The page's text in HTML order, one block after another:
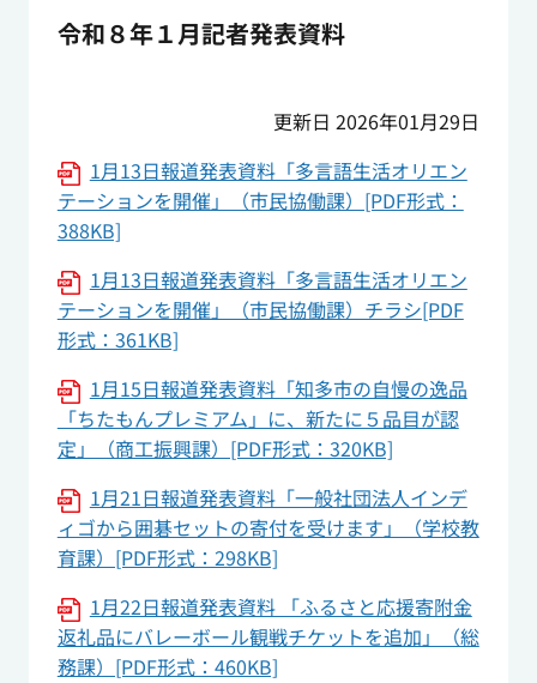
令和８年１月記者発表資料
更新日 2026年01月29日
1月13日報道発表資料「多言語生活オリエン
テーションを開催」（市民協働課）[PDF形式：
388KB]
1月13日報道発表資料「多言語生活オリエン
テーションを開催」（市民協働課）チラシ[PDF
形式：361KB]
1月15日報道発表資料「知多市の自慢の逸品
「ちたもんプレミアム」に、新たに５品目が認
定」（商工振興課）[PDF形式：320KB]
1月21日報道発表資料「一般社団法人インデ
ィゴから囲碁セットの寄付を受けます」（学校教
育課）[PDF形式：298KB]
1月22日報道発表資料 「ふるさと応援寄附金
返礼品にバレーボール観戦チケットを追加」（総
務課）[PDF形式：460KB]